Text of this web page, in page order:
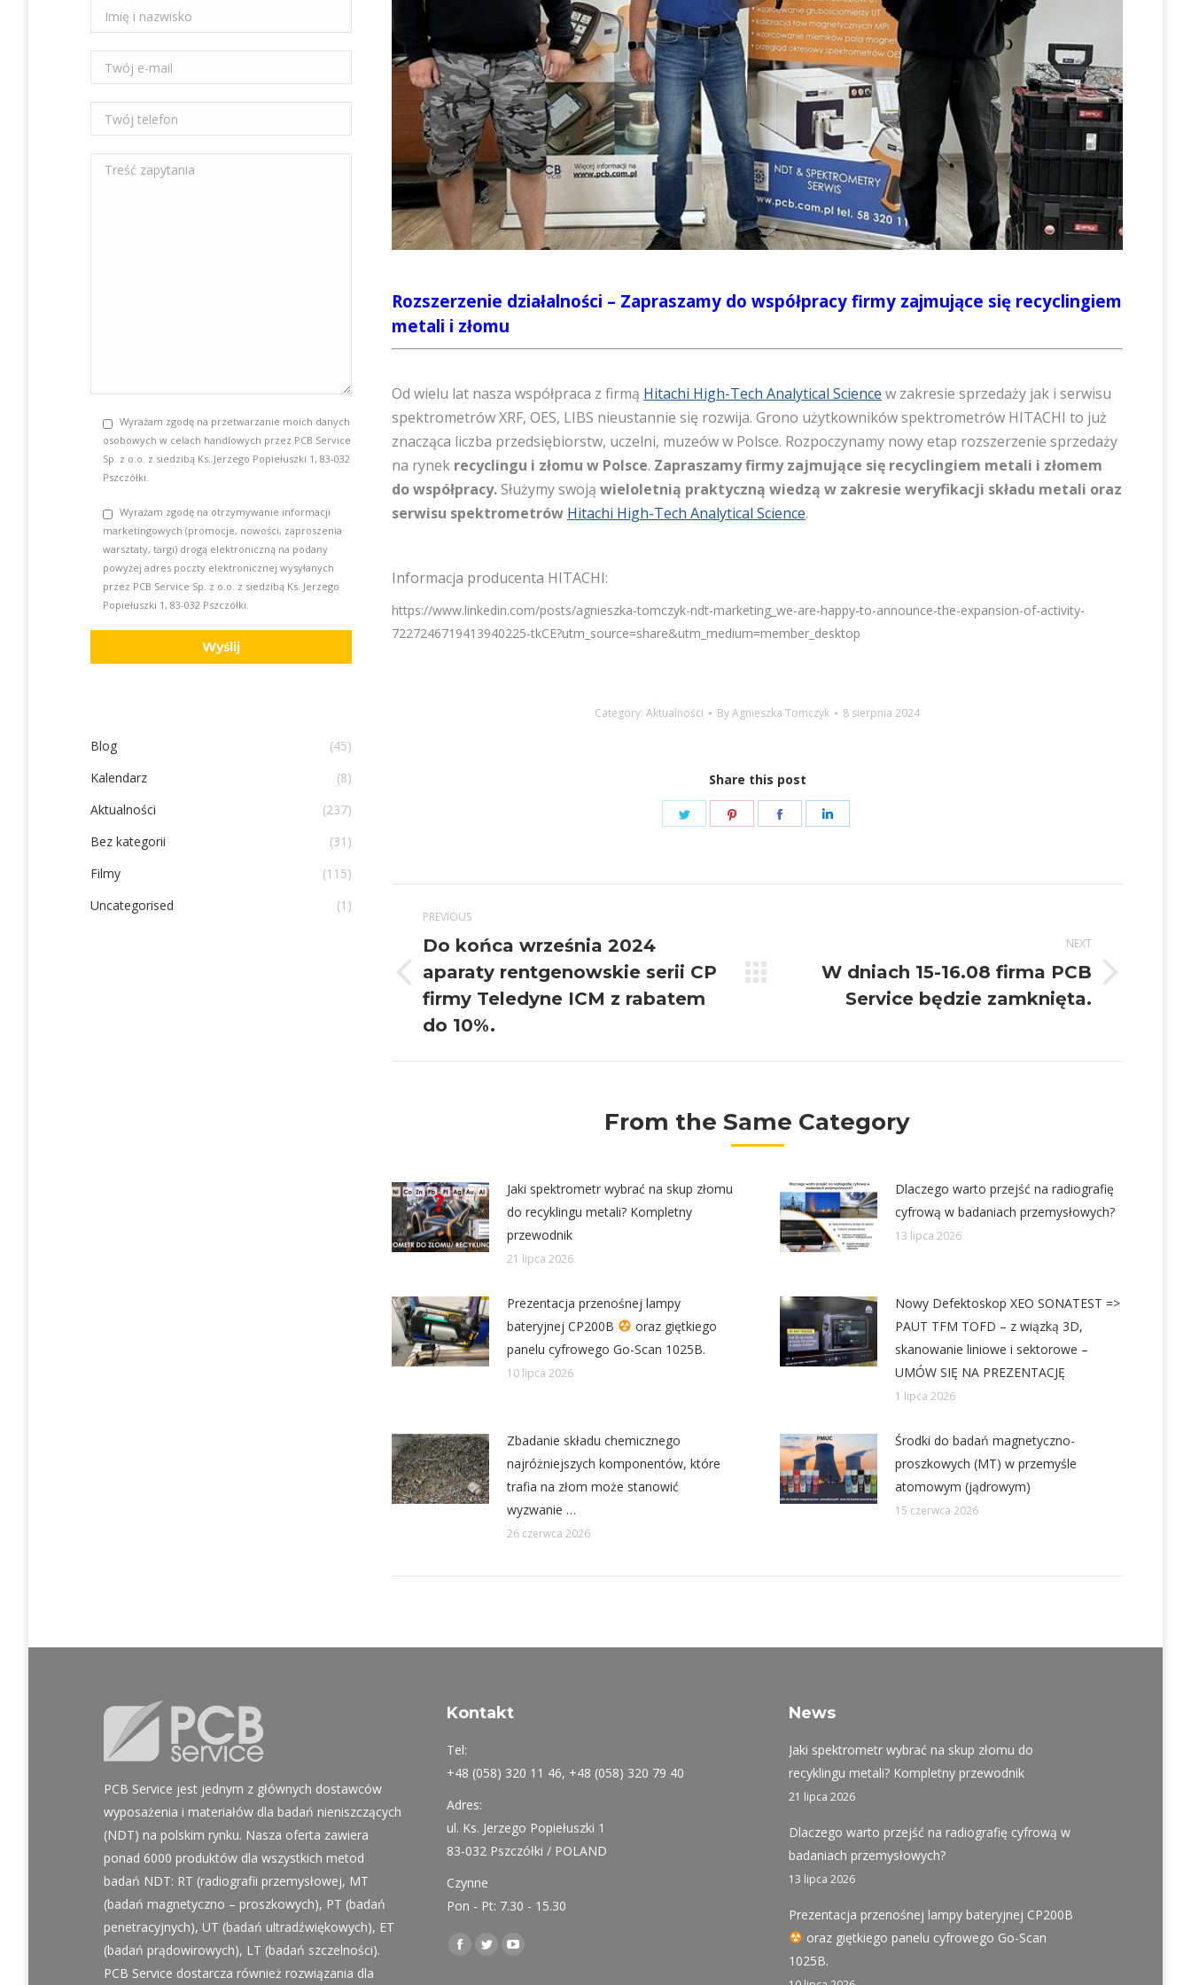
Rozszerzenie działalności – Zapraszamy do współpracy firmy zajmujące się recyclingiem
metali i złomu
Od wielu lat nasza współpraca z firmą Hitachi High-Tech Analytical Science w zakresie sprzedaży jak i serwisu
spektrometrów XRF, OES, LIBS nieustannie się rozwija. Grono użytkowników spektrometrów HITACHI to już
znacząca liczba przedsiębiorstw, uczelni, muzeów w Polsce. Rozpoczynamy nowy etap rozszerzenie sprzedaży
na rynek recyclingu i złomu w Polsce. Zapraszamy firmy zajmujące się recyclingiem metali i złomem
do współpracy.Służymy swoją wieloletnią praktyczną wiedzą w zakresie weryfikacji składu metali oraz
serwisu spektrometrów Hitachi High-Tech Analytical Science.
Informacja producenta HITACHI:
https://www.linkedin.com/posts/agnieszka-tomczyk-ndt-marketing_we-are-happy-to-announce-the-expansion-of-activity-
7227246719413940225-tkCE?utm_source=share&utm_medium=member_desktop
Category: Aktualności ByAgnieszka Tomczyk 8 sierpnia 2024
Share this post
Share
Share
Share
navigation
PREVIOUS
Previous
post:
Do końca września 2024
aparaty rentgenowskie serii CP
firmy Teledyne ICM z rabatem
do 10%.
NEXT
W dniach 15-16.08 firma PCB
Service będzie zamknięta.
From the Same Category
Jaki spektrometr wybrać na skup złomu
do recyklingu metali? Kompletny
przewodnik
21 lipca 2026
Dlaczego warto przejść na radiografię
cyfrową w badaniach przemysłowych?
13 lipca 2026
Prezentacja przenośnej lampy
bateryjnej CP200B
oraz giętkiego
panelu cyfrowego Go-Scan 1025B.
10 lipca 2026
Nowy Defektoskop XEO SONATEST =>
PAUT TFM TOFD – z wiązką 3D,
skanowanie liniowe i sektorowe –
UMÓW SIĘ NA PREZENTACJĘ
1 lipca 2026
Zbadanie składu chemicznego
najróżniejszych komponentów, które
trafia na złom może stanowić
wyzwanie …
26 czerwca 2026
Środki do badań magnetyczno-
proszkowych (MT) w przemyśle
atomowym (jądrowym)
15 czerwca 2026
Wyrażam zgodę na przetwarzanie moich danych
osobowych w celach handlowych przez PCB Service
Sp. z o.o. z siedzibą Ks. Jerzego Popiełuszki 1, 83-032
Pszczółki.
Wyrażam zgodę na otrzymywanie informacji
marketingowych (promocje, nowości, zaproszenia
warsztaty, targi) drogą elektroniczną na podany
powyżej adres poczty elektronicznej wysyłanych
przez PCB Service Sp. z o.o. z siedzibą Ks. Jerzego
Popiełuszki 1, 83-032 Pszczółki.
Blog
(45)
Kalendarz
(8)
Aktualności
(237)
Bez kategorii
(31)
Filmy
(115)
Uncategorised
(1)
PCB Service jest jednym z głównych dostawców
wyposażenia i materiałów dla badań nieniszczących
(NDT) na polskim rynku. Nasza oferta zawiera
ponad 6000 produktów dla wszystkich metod
badań NDT: RT (radiografii przemysłowej, MT
(badań magnetyczno – proszkowych), PT (badań
penetracyjnych), UT (badań ultradźwiękowych), ET
(badań prądowirowych), LT (badań szczelności).
PCB Service dostarcza również rozwiązania dla
Kontakt
Tel:
+48 (058) 320 11 46, +48 (058) 320 79 40
Adres:
ul. Ks. Jerzego Popiełuszki 1
83-032 Pszczółki / POLAND
Czynne
Pon - Pt: 7.30 - 15.30
Find us on:
Facebook
TwitterYouTube
News
Jaki spektrometr wybrać na skup złomu do
recyklingu metali? Kompletny przewodnik
21 lipca 2026
Dlaczego warto przejść na radiografię cyfrową w
badaniach przemysłowych?
13 lipca 2026
Prezentacja przenośnej lampy bateryjnej CP200B
oraz giętkiego panelu cyfrowego Go-Scan
1025B.